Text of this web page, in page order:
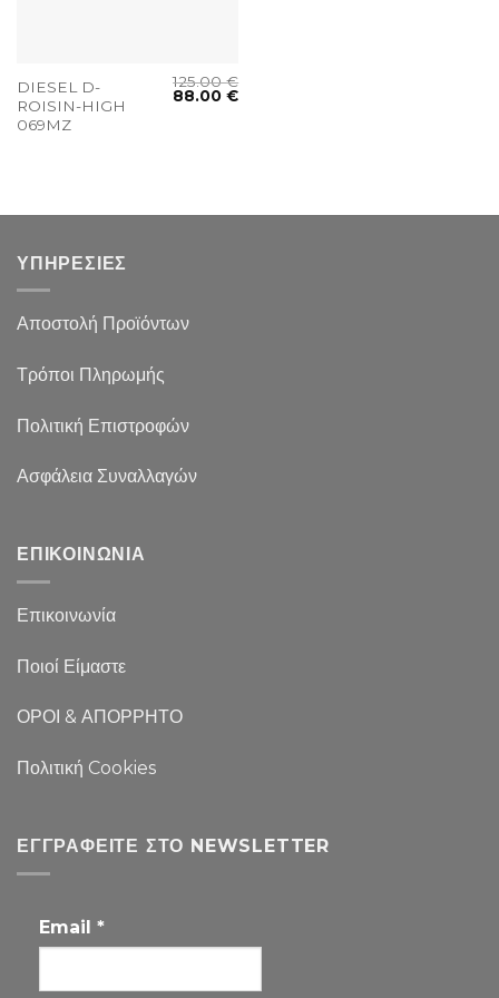
DIESEL D-
ROISIN-HIGH
069MZ
125.00€
88.00€
ΥΠΗΡΕΣΙΕΣ
Αποστολή Προϊόντων
Τρόποι Πληρωμής
Πολιτική Επιστροφών
Ασφάλεια Συναλλαγών
ΕΠΙΚΟΙΝΩΝΙΑ
Επικοινωνία
Ποιοί Είμαστε
ΟΡΟΙ & ΑΠΟΡΡΗΤΟ
Πολιτική Cookies
ΕΓΓΡΑΦΕΊΤΕ ΣΤΟ NEWSLETTER
Email *